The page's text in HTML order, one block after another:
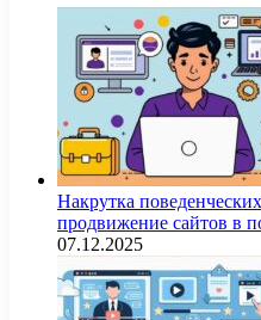
Накрутка
продвижение сайтов в
07.12.2025